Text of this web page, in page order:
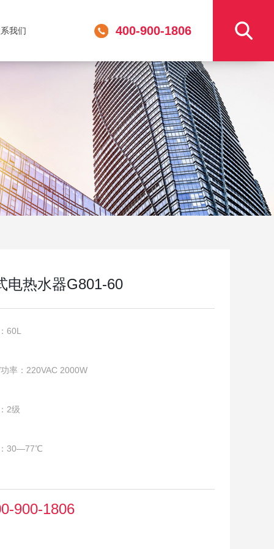
我们 400-900-1806
电热水器G801-60
60L
率：220VAC 2000W
2级
30—77℃
寸（直径*长）(mm)： Φ380*590；
900-1806